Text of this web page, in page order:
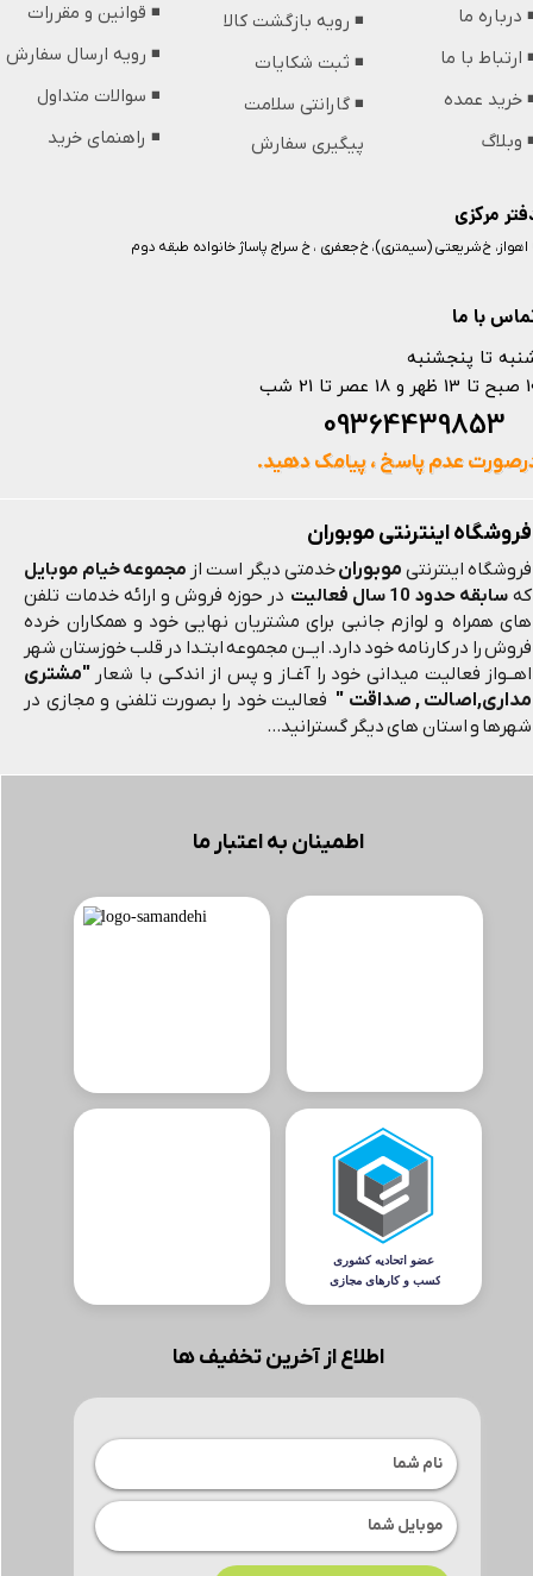
فروشگاه اینترنتی موبوران
فروشگاه اینترنتی موبورانخدمتی دیگر است از مجموعه خیام موبایل
که سابقه حدود 10 سال فعالیت
در حوزه فروش و ارائه خدمات تلفن
های همراه و لوازم جانبی برای مشتریان نهایی خود و همکاران خرده
فروش را در کارنامه خود دارد. ایــن مجموعه ابتـدا در قلب خوزستان شهر
اهــواز فعالیت میدانی خود را آغـاز و پس از اندکـی با شعار "مشتری
مداری,اصالت , صداقت " فعالیت خود را بصورت تلفنی و مجازی در
شهرها و استان های دیگر گسترانید...
اطمینان به اعتبار ما
اطلاع از آخرین تخفیف ها
مرکزی
با ما
اهواز، خ شریعتی (سیمتری)، خ جعفری ، خ سراج پاساژ خانواده طبقه دوم
تا پنجشنبه
تا 21 شب
عدم پاسخ ، پیامک دهید.
◾️ قوانین و مقررات
◾️ رویه ارسال سفارش
◾️ سوالات متداول
◾️ راهنمای خرید
درباره ما
ارتباط با ما
خرید عمده
وبلاگ
◾️ رویه بازگشت کالا
◾️ ثبت شکایات
◾️ گارانتی سلامت
پیگیری سفارش